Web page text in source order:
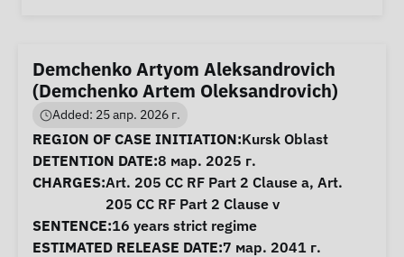
Demchenko Artyom Aleksandrovich
(Demchenko Artem Oleksandrovich)
Added: 25 апр. 2026 г.
Case Information
REGION OF CASE INITIATION:Kursk Oblast
DETENTION DATE:8 мар. 2025 г.
CHARGES:Art. 205 CC RF Part 2 Clause a, Art.
205 CC RF Part 2 Clause v
SENTENCE:16 years strict regime
ESTIMATED RELEASE DATE:7 мар. 2041 г.